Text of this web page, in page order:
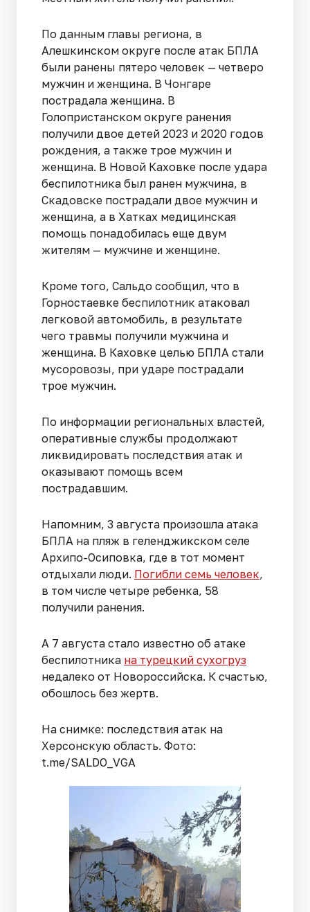
По данным главы региона, в
Алешкинском округе после атак БПЛА
были ранены пятеро человек — четверо
мужчин и женщина. В Чонгаре
пострадала женщина. В
Голопристанском округе ранения
получили двое детей 2023 и 2020 годов
рождения, а также трое мужчин и
женщина. В Новой Каховке после удара
беспилотника был ранен мужчина, в
Скадовске пострадали двое мужчин и
женщина, а в Хатках медицинская
помощь понадобилась еще двум
жителям — мужчине и женщине.
Кроме того, Сальдо сообщил, что в
Горностаевке беспилотник атаковал
легковой автомобиль, в результате
чего травмы получили мужчина и
женщина. В Каховке целью БПЛА стали
мусоровозы, при ударе пострадали
трое мужчин.
По информации региональных властей,
оперативные службы продолжают
ликвидировать последствия атак и
оказывают помощь всем
пострадавшим.
Напомним, 3 августа произошла атака
БПЛА на пляж в геленджикском селе
Архипо-Осиповка, где в тот момент
отдыхали люди. Погибли семь человек,
в том числе четыре ребенка, 58
получили ранения.
А 7 августа стало известно об атаке
беспилотника на турецкий сухогруз
недалеко от Новороссийска. К счастью,
обошлось без жертв.
На снимке: последствия атак на
Херсонскую область. Фото:
t.me/SALDO_VGA